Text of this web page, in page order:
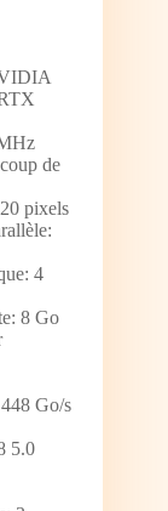
de
pixels
4
8 Go
Go/s
5.0